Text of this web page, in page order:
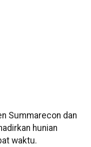
Summarecon dan
hunian
waktu.